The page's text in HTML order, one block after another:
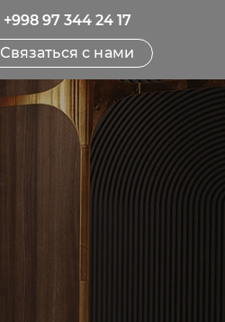
+998 97 344 24 17
Связаться с нами